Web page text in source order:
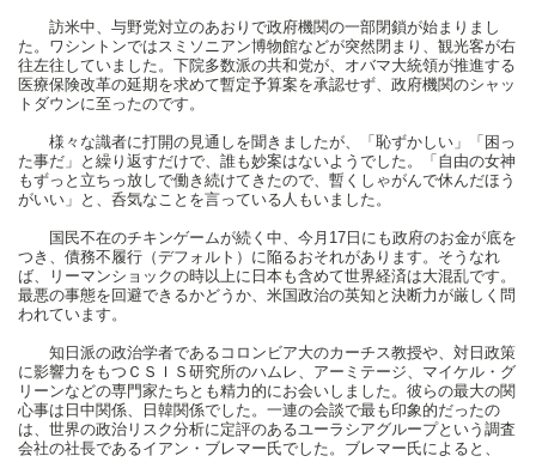
訪米中、与野党対立のあおりで政府機関の一部閉鎖が始まりまし
た。ワシントンではスミソニアン博物館などが突然閉まり、観光客が右
往左往していました。下院多数派の共和党が、オバマ大統領が推進する
医療保険改革の延期を求めて暫定予算案を承認せず、政府機関のシャッ
トダウンに至ったのです。
様々な識者に打開の見通しを聞きましたが、「恥ずかしい」「困っ
た事だ」と繰り返すだけで、誰も妙案はないようでした。「自由の女神
もずっと立ちっ放しで働き続けてきたので、暫くしゃがんで休んだほう
がいい」と、呑気なことを言っている人もいました。
国民不在のチキンゲームが続く中、今月17日にも政府のお金が底を
つき、債務不履行（デフォルト）に陥るおそれがあります。そうなれ
ば、リーマンショックの時以上に日本も含めて世界経済は大混乱です。
最悪の事態を回避できるかどうか、米国政治の英知と決断力が厳しく問
われています。
知日派の政治学者であるコロンビア大のカーチス教授や、対日政策
に影響力をもつＣＳＩＳ研究所のハムレ、アーミテージ、マイケル・グ
リーンなどの専門家たちとも精力的にお会いしました。彼らの最大の関
心事は日中関係、日韓関係でした。一連の会談で最も印象的だったの
は、世界の政治リスク分析に定評のあるユーラシアグループという調査
会社の社長であるイアン・ブレマー氏でした。ブレマー氏によると、